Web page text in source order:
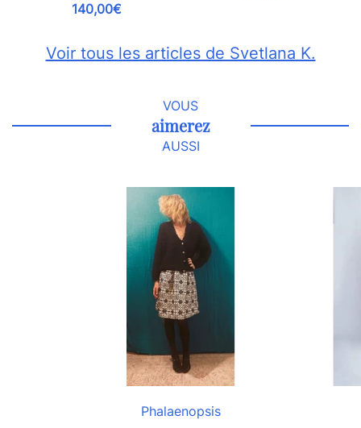
140,00€
Voir tous les articles de Svetlana K.
VOUS
aimerez
AUSSI
Phalaenopsis